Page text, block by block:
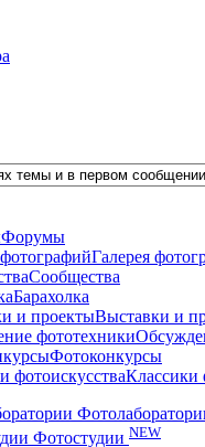
Форумы
Галерея
Сообщества
Барахолка
Выставки и
Фотоконкурсы
Классики
Фотостудии NEW